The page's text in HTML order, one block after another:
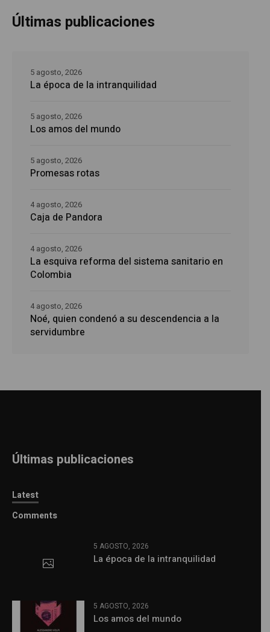
Últimas publicaciones
La época de la intranquilidad
5 agosto, 2026
Los amos del mundo
5 agosto, 2026
Promesas rotas
5 agosto, 2026
Caja de Pandora
4 agosto, 2026
La esquiva reforma del sistema sanitario en
Colombia
4 agosto, 2026
Noé, quien condenó a su descendencia a la
servidumbre
4 agosto, 2026
Últimas publicaciones
Latest
Comments
5 AGOSTO, 2026
La época de la intranquilidad
5 AGOSTO, 2026
Los amos del mundo